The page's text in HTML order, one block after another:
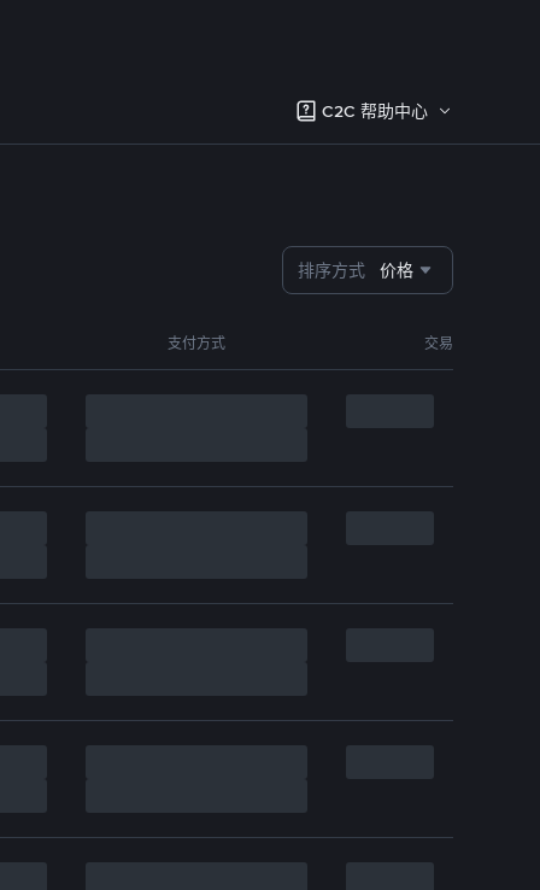
C2C 帮助中心
排序方式 价格
支付方式 交易